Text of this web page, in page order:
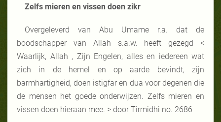
Zelfs mieren en vissen doen zikr
Overgeleverd van Abu Umame r.a. dat de
boodschapper van Allah s.a.w. heeft gezegd <
Waarlijk, Allah , Zijn Engelen, alles en iedereen wat
zich in de hemel en op aarde bevindt, zijn
barmhartigheid, doen istigfar en dua voor degenen die
de mensen het goede onderwijzen. Zelfs mieren en
vissen doen hieraan mee. > door Tirmidhi no. 2686